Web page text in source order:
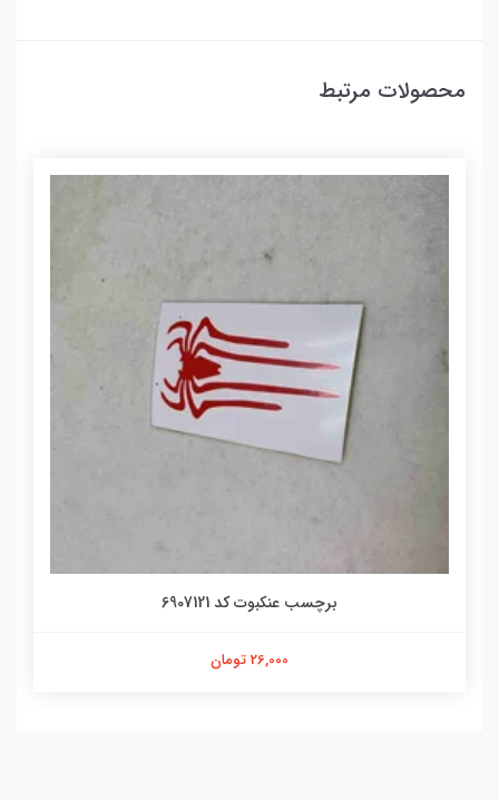
محصولات مرتبط
برچسب عنکبوت کد 6907121
26,000 تومان